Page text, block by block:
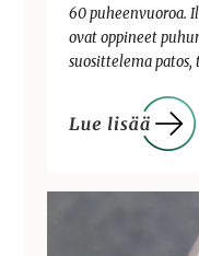
60 puheenvuoroa.
ovat oppineet
suosittelema